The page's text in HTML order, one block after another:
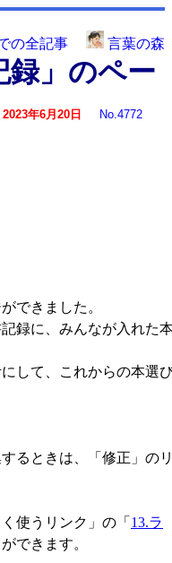
の全記事 言葉の森
録」のペー
2023年6月20日 No.4772
できました。
録に、みんなが入れた
して、これからの本選
るときは、「修正」の
使うリンク」の「 13.ラ
できます。